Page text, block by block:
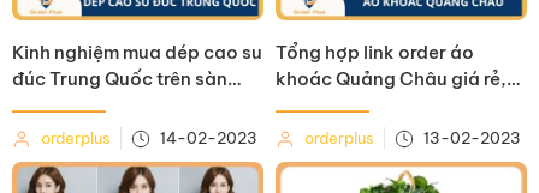
Kinh nghiệm mua dép cao su
đúc Trung Quốc trên sàn
TMĐT
orderplus 14-02-2023
Tổng hợp link order áo
khoác Quảng Châu giá rẻ,
cực xinh
orderplus 13-02-2023